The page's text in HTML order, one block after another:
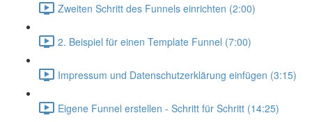
Zweiten Schritt des Funnels einrichten (2:00)
2. Beispiel für einen Template Funnel (7:00)
Impressum und Datenschutzerklärung einfügen (3:15)
Eigene Funnel erstellen - Schritt für Schritt (14:25)